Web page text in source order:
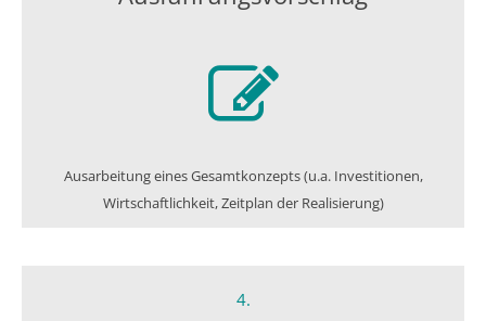
Ausarbeitung eines Gesamtkonzepts (u.a. Investitionen,
Wirtschaftlichkeit, Zeitplan der Realisierung)
4.